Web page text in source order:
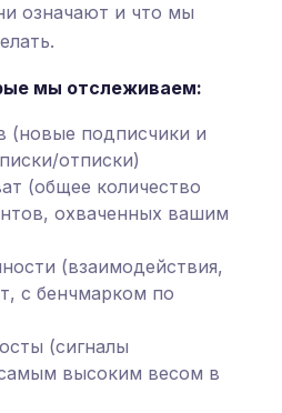
означают и что мы
мы отслеживаем:
(новые подписчики и
отписки)
(общее количество
охваченных вашим
(взаимодействия,
с бенчмарком по
(сигналы
высоким весом в